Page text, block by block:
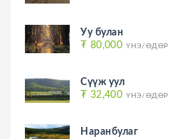
Уу булан
₮ 80,000 ҮНЭ/ӨДӨР
Сүүж уул
₮ 32,400 ҮНЭ/ӨДӨР
Наранбулаг